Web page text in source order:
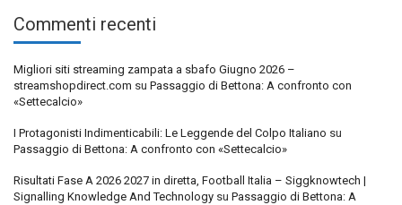
Commenti recenti
Migliori siti streaming zampata a sbafo Giugno 2026 –
streamshopdirect.com su Passaggio di Bettona: A confronto con
«Settecalcio»
I Protagonisti Indimenticabili: Le Leggende del Colpo Italiano su
Passaggio di Bettona: A confronto con «Settecalcio»
Risultati Fase A 2026 2027 in diretta, Football Italia – Siggknowtech |
Signalling Knowledge And Technology su Passaggio di Bettona: A